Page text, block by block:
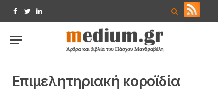
Facebook
TwitterLinkedIn
Επιμελητηριακή κοροϊδία